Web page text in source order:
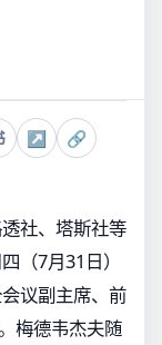
↗ 🔗
社、塔斯社等
（7月31日）
议副主席、前
梅德韦杰夫随